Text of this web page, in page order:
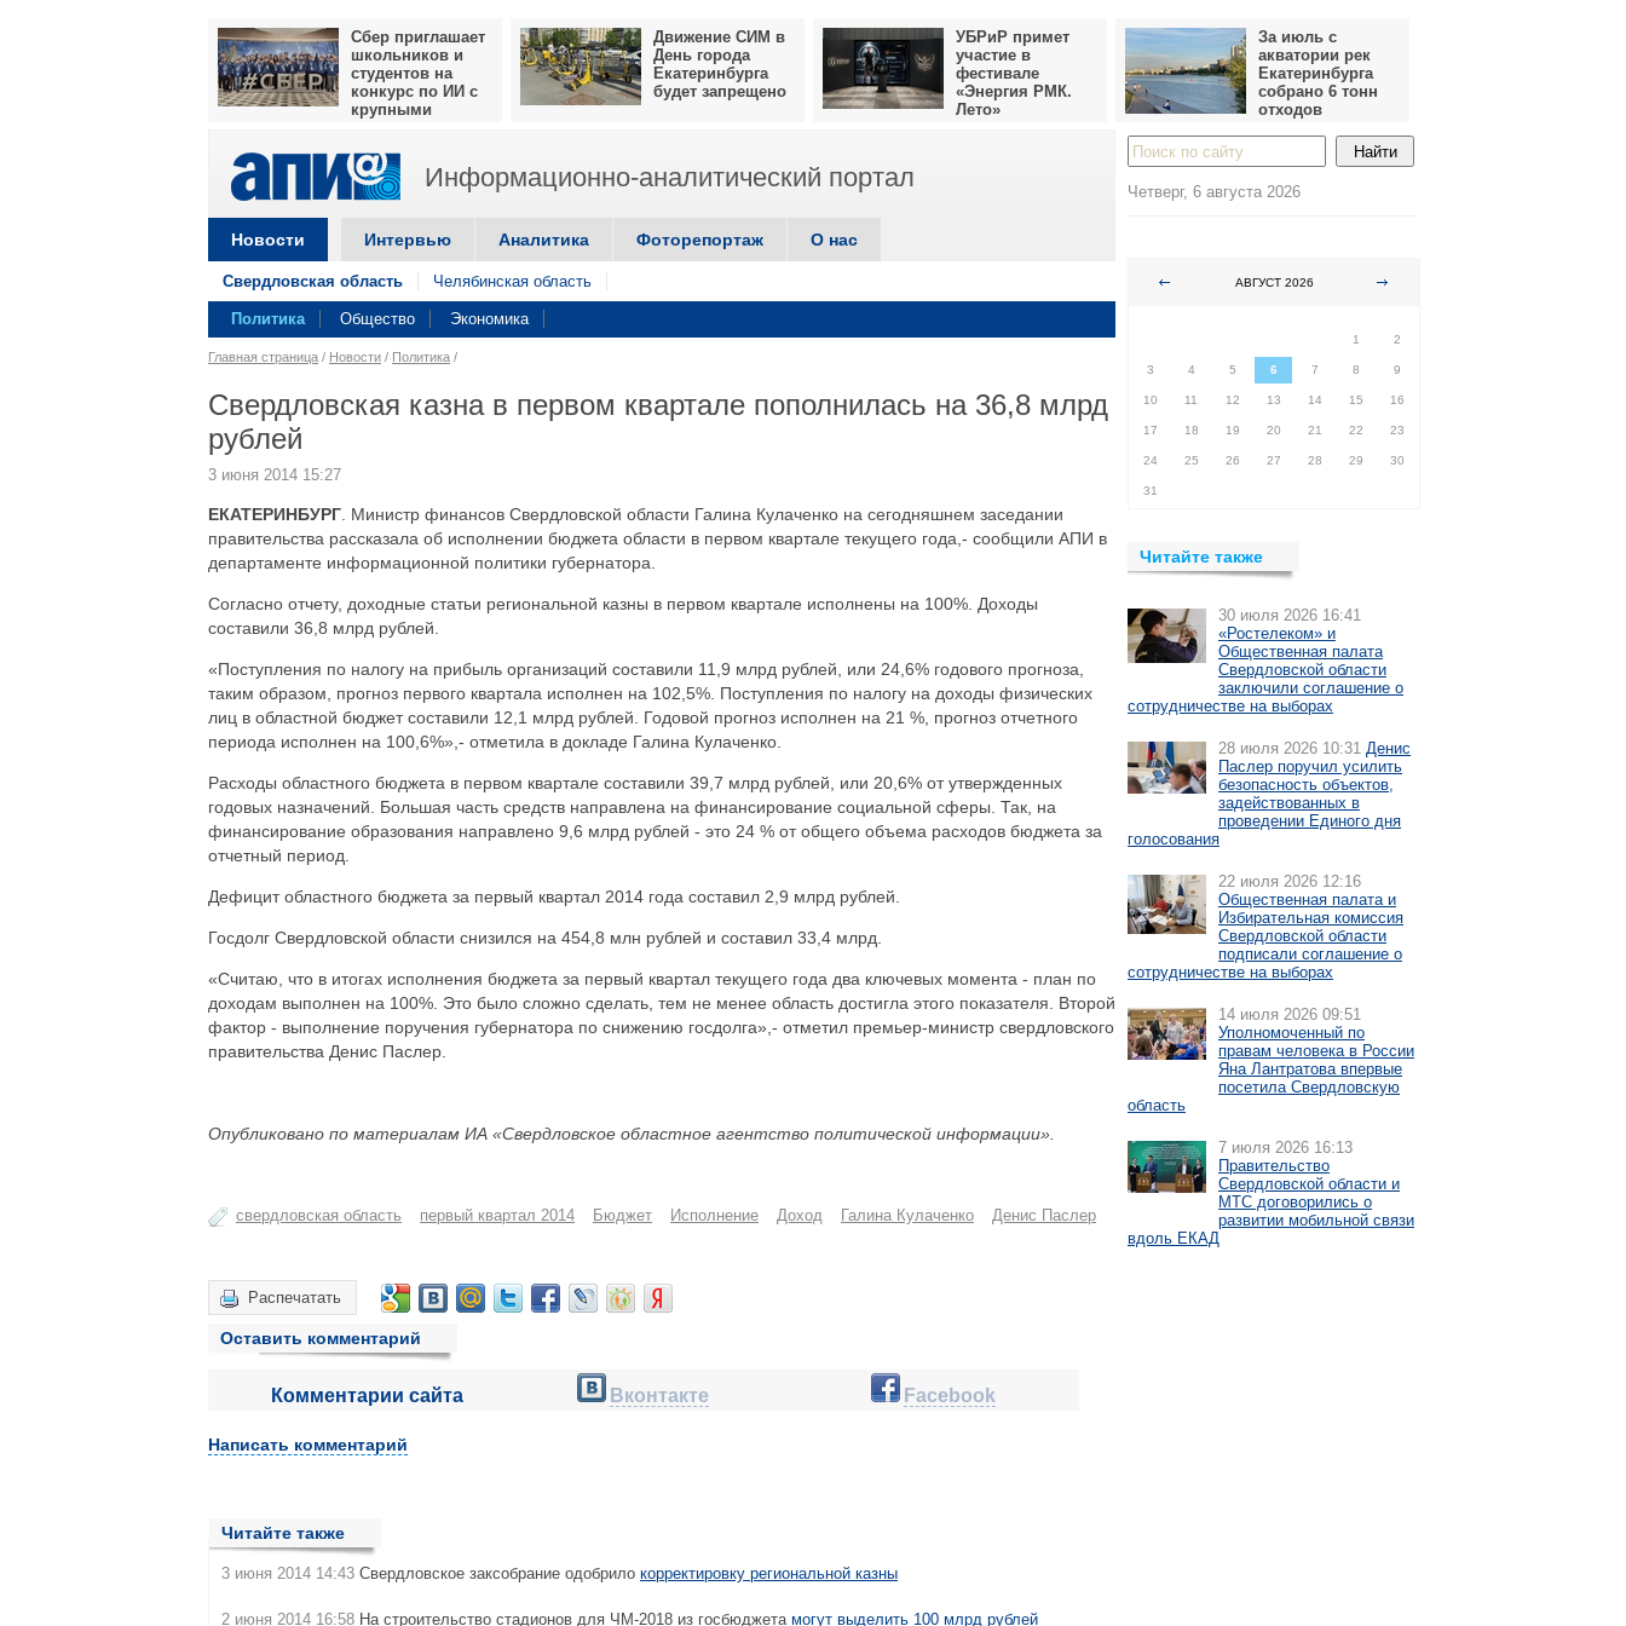
Сбер приглашает
школьников и
студентов на
конкурс по ИИ с
крупными
Движение СИМ в
День города
Екатеринбурга
будет запрещено
УБРиР примет
участие в
фестивале
«Энергия РМК.
Лето»
За июль с
акватории рек
Екатеринбурга
собрано 6 тонн
отходов
Информационно-аналитический портал
Новости Интервью Аналитика Фоторепортаж О нас
Свердловская область Челябинская область
Политика Общество Экономика
Главная страница / Новости / Политика /
Свердловская казна в первом квартале пополнилась на 36,8 млрд
рублей
3 июня 2014 15:27
ЕКАТЕРИНБУРГ . Министр финансов Свердловской области Галина Кулаченко на сегодняшнем заседании
правительства рассказала об исполнении бюджета области в первом квартале текущего года,- сообщили АПИ в
департаменте информационной политики губернатора.
Согласно отчету, доходные статьи региональной казны в первом квартале исполнены на 100%. Доходы
составили 36,8 млрд рублей.
«Поступления по налогу на прибыль организаций составили 11,9 млрд рублей, или 24,6% годового прогноза,
таким образом, прогноз первого квартала исполнен на 102,5%. Поступления по налогу на доходы физических
лиц в областной бюджет составили 12,1 млрд рублей. Годовой прогноз исполнен на 21 %, прогноз отчетного
периода исполнен на 100,6%»,- отметила в докладе Галина Кулаченко.
Расходы областного бюджета в первом квартале составили 39,7 млрд рублей, или 20,6% от утвержденных
годовых назначений. Большая часть средств направлена на финансирование социальной сферы. Так, на
финансирование образования направлено 9,6 млрд рублей - это 24 % от общего объема расходов бюджета за
отчетный период.
Дефицит областного бюджета за первый квартал 2014 года составил 2,9 млрд рублей.
Госдолг Свердловской области снизился на 454,8 млн рублей и составил 33,4 млрд.
«Считаю, что в итогах исполнения бюджета за первый квартал текущего года два ключевых момента - план по
доходам выполнен на 100%. Это было сложно сделать, тем не менее область достигла этого показателя. Второй
фактор - выполнение поручения губернатора по снижению госдолга»,- отметил премьер-министр свердловского
правительства Денис Паслер.
Опубликовано по материалам ИА «Свердловское областное агентство политической информации».
свердловская область первый квартал 2014 Бюджет Исполнение Доход Галина Кулаченко Денис Паслер
Распечатать
Оставить комментарий
Комментарии сайта Вконтакте Facebook
Написать комментарий
Читайте также
3 июня 2014 14:43 Свердловское заксобрание одобрило корректировку региональной казны
2 июня 2014 16:58 На строительство стадионов для ЧМ-2018 из госбюджета могут выделить 100 млрд рублей
Четверг, 6 августа 2026
АВГУСТ 2026
1
2
3 4 5 6 7 8 9
10 11 12 13 14 15 16
17 18 19 20 21 22 23
24 25 26 27 28 29 30
31
Читайте также
30 июля 2026 16:41
«Ростелеком» и
Общественная палата
Свердловской области
заключили соглашение о
сотрудничестве на выборах
28 июля 2026 10:31 Денис
Паслер поручил усилить
безопасность объектов,
задействованных в
проведении Единого дня
голосования
22 июля 2026 12:16
Общественная палата и
Избирательная комиссия
Свердловской области
подписали соглашение о
сотрудничестве на выборах
14 июля 2026 09:51
Уполномоченный по
правам человека в России
Яна Лантратова впервые
посетила Свердловскую
область
7 июля 2026 16:13
Правительство
Свердловской области и
МТС договорились о
развитии мобильной связи
вдоль ЕКАД